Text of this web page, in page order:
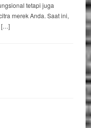
tetapi juga
merek Anda. Saat ini,
[…]